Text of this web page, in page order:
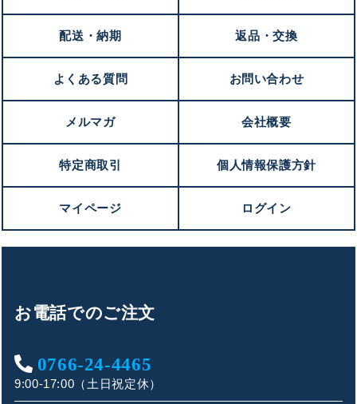
配送・納期 返品・交換
よくある質問 お問い合わせ
メルマガ 会社概要
特定商取引 個人情報保護方針
マイページ ログイン
お電話でのご注文
0766-24-4465
9:00-17:00（土日祝定休）